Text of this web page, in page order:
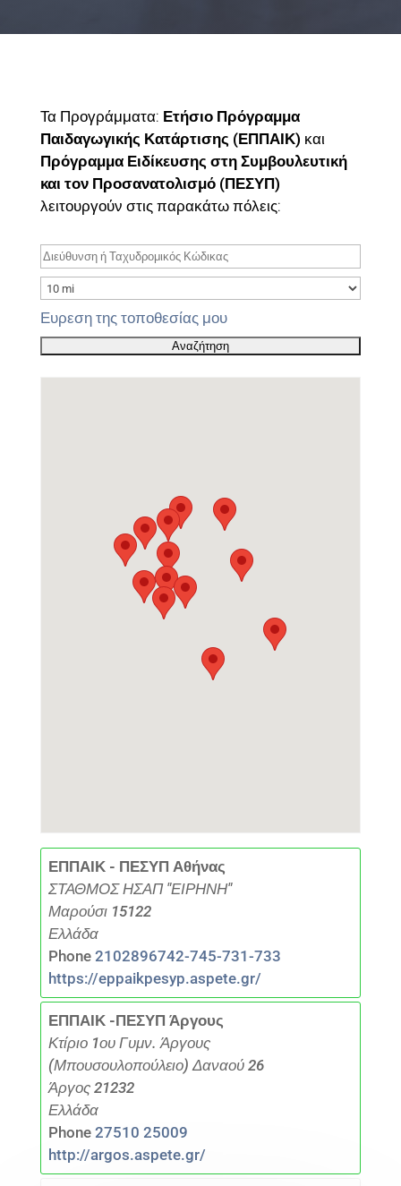
Τα Προγράμματα: Ετήσιο Πρόγραμμα
Παιδαγωγικής Κατάρτισης (ΕΠΠΑΙΚ) και
Πρόγραμμα Ειδίκευσης στη Συμβουλευτική
και τον Προσανατολισμό (ΠΕΣΥΠ)
λειτουργούν στις παρακάτω πόλεις:
Ευρεση της τοποθεσίας μου
ΕΠΠΑΙΚ - ΠΕΣΥΠ Αθήνας
ΣΤΑΘΜΟΣ ΗΣΑΠ "ΕΙΡΗΝΗ"
Μαρούσι 15122
Ελλάδα
Phone 2102896742-745-731-733
https://eppaikpesyp.aspete.gr/
ΕΠΠΑΙΚ -ΠΕΣΥΠ Άργους
Κτίριο 1ου Γυμν. Άργους
(Μπουσουλοπούλειο) Δαναού 26
Άργος 21232
Ελλάδα
Phone 27510 25009
http://argos.aspete.gr/